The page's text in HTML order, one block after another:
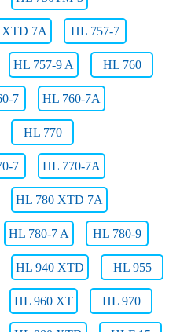
7A HL 757-7
HL 757-9 A HL 760
7 HL 760-7A
HL 770
7 HL 770-7A
HL 780 XTD 7A
HL 780-7 A HL 780-9
HL 940 XTD HL 955
HL 960 XT HL 970